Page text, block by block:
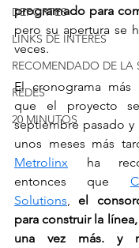
DEPORTES
LINKS DE INTERES
RECOMENDADO DE LA
REDES
20 MINUTOS
programado para
pero su apertura se
veces.
El cronograma más
que el proyecto
septiembre pasado
Metrolinx ha
entonces que
Solutions , el
para construir la línea,
una vez más. y